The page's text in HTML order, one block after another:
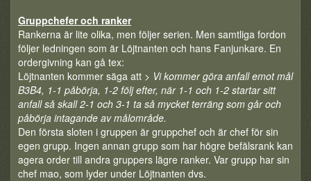
Gruppchefer och ranker
Rankerna är lite olika, men följer serien. Men samtliga fordon
följer ledningen som är Löjtnanten och hans Fanjunkare. En
ordergivning kan gå tex:
Löjtnanten kommer säga att > Vi kommer göra anfall emot mål
B3B4, 1-1 påbörja, 1-2 följ efter, när 1-1 och 1-2 startar sitt
anfall så skall 2-1 och 3-1 ta så mycket terräng som går och
påbörja intagande av målområde.
Den första sloten i gruppen är gruppchef och är chef för sin
egen grupp. Ingen annan grupp som har högre befälsrank kan
agera order till andra gruppers lägre ranker. Var grupp har sin
chef mao, som lyder under Löjtnanten dvs.